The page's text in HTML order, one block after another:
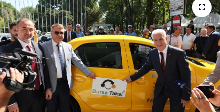
Sağlık
Siyaset
Spor
Türkiye